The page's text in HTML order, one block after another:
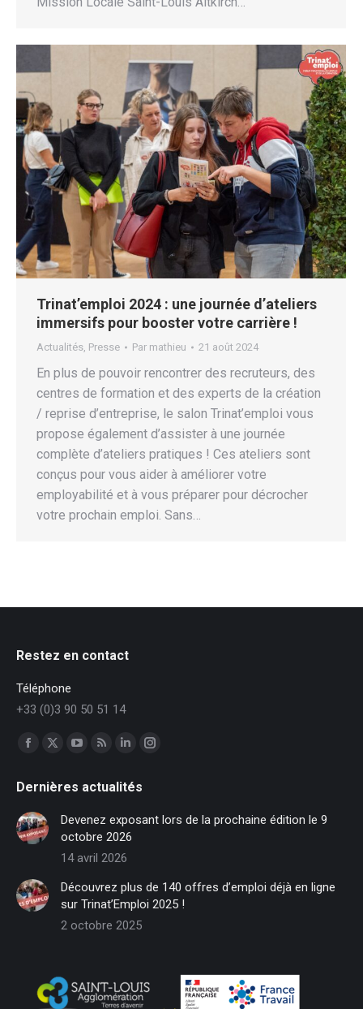
Trinat’emploi 2024 : une journée d’ateliers
immersifs pour booster votre carrière !
Actualités, Presse Par mathieu 21 août 2024
En plus de pouvoir rencontrer des recruteurs, des
centres de formation et des experts de la création
/ reprise d’entreprise, le salon Trinat’emploi vous
propose également d’assister à une journée
complète d’ateliers pratiques ! Ces ateliers sont
conçus pour vous aider à améliorer votre
employabilité et à vous préparer pour décrocher
votre prochain emploi. Sans…
Restez en contact
Téléphone
+33 (0)3 90 50 51 14
Trouvez nous sur :
Facebook
opens
in
new
window
X
opens
new
window
YouTube
opens
in
new
window
RSS
opens
in
new
window
LinkedIn
opens
in
new
window
Instagram
in
Dernières actualités
Devenez exposant lors de la prochaine édition le 9
octobre 2026
14 avril 2026
Découvrez plus de 140 offres d’emploi déjà en ligne
sur Trinat’Emploi 2025 !
2 octobre 2025